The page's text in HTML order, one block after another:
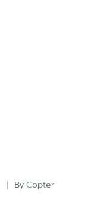
Posted
By Copter